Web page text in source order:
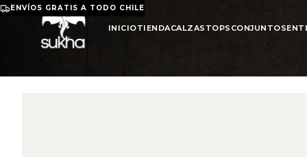
ENVÍOS GRATIS A TODO CHILE
INICIOTIENDACALZAS TOPS CONJUNTOS